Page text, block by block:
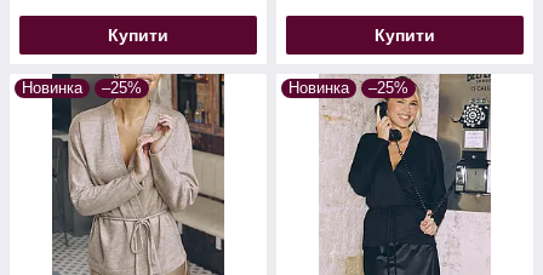
Купити Купити
Новинка –25% Новинка –25%